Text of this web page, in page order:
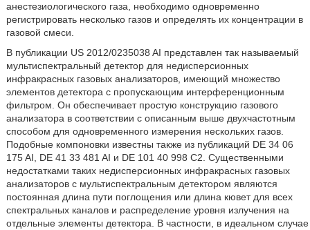
анестезиологического газа, необходимо одновременно
регистрировать несколько газов и определять их концентрации в
газовой смеси.
В публикации US 2012/0235038 AI представлен так называемый
мультиспектральный детектор для недисперсионных
инфракрасных газовых анализаторов, имеющий множество
элементов детектора с пропускающим интерференционным
фильтром. Он обеспечивает простую конструкцию газового
анализатора в соответствии с описанным выше двухчастотным
способом для одновременного измерения нескольких газов.
Подобные компоновки известны также из публикаций DE 34 06
175 AI, DE 41 33 481 AI и DE 101 40 998 C2. Существенными
недостатками таких недисперсионных инфракрасных газовых
анализаторов с мультиспектральным детектором являются
постоянная длина пути поглощения или длина кювет для всех
спектральных каналов и распределение уровня излучения на
отдельные элементы детектора. В частности, в идеальном случае